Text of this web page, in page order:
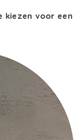
kiezen voor een